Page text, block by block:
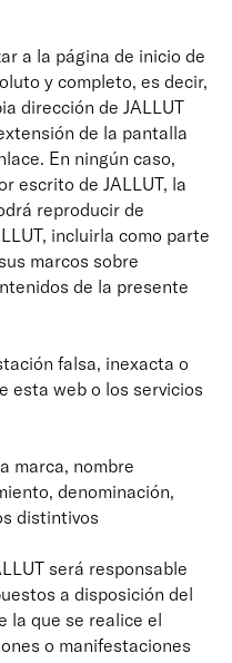
a la página de inicio de
y completo, es decir,
dirección de JALLUT
de la pantalla
En ningún caso,
escrito de JALLUT, la
reproducir de
incluirla como parte
marcos sobre
de la presente
falsa, inexacta o
esta web o los servicios
marca, nombre
denominación,
distintivos
será responsable
a disposición del
la que se realice el
o manifestaciones